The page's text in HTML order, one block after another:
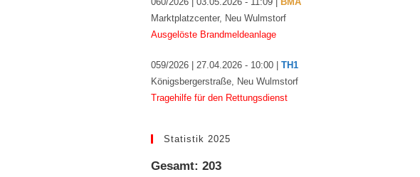
Marktplatzcenter, Neu Wulmstorf
Ausgelöste Brandmeldeanlage
059/2026 | 27.04.2026 - 10:00 | TH1
Königsbergerstraße, Neu Wulmstorf
Tragehilfe für den Rettungsdienst
Statistik 2025
Gesamt: 203